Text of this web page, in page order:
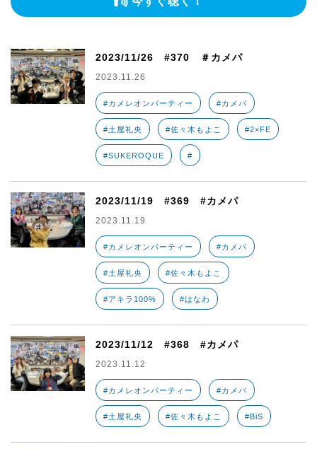
2023/11/26 #370 ＃カメパ
2023.11.26
#カメレオンパーティー #カメパ
#土屋礼央 #佐々木もよこ #2×FE
#SUKEROQUE #
2023/11/19 #369 #カメパ
2023.11.19
#カメレオンパーティー #カメパ
#土屋礼央 #佐々木もよこ
#アキラ100% #はなわ
2023/11/12 #368 #カメパ
2023.11.12
#カメレオンパーティー #カメパ
#土屋礼央 #佐々木もよこ #BiS